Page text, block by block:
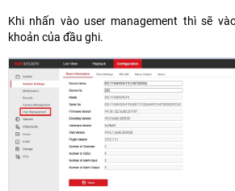
Khi nhấn vào user management thì sẽ
khoản của đầu ghi.